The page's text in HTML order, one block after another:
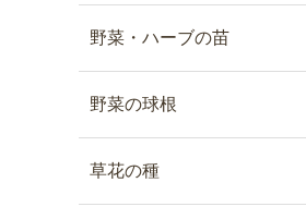
野菜・ハーブの苗
野菜の球根
草花の種